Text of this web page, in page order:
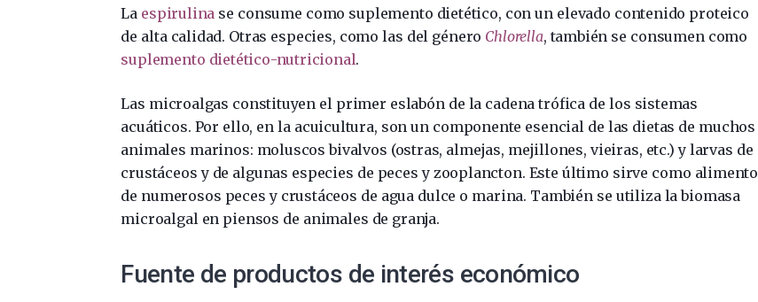
La espirulina se consume como suplemento dietético, con un elevado contenido proteico
de alta calidad. Otras especies, como las del género Chlorella, también se consumen como
suplemento dietético-nutricional.
Las microalgas constituyen el primer eslabón de la cadena trófica de los sistemas
acuáticos. Por ello, en la acuicultura, son un componente esencial de las dietas de muchos
animales marinos: moluscos bivalvos (ostras, almejas, mejillones, vieiras, etc.) y larvas de
crustáceos y de algunas especies de peces y zooplancton. Este último sirve como alimento
de numerosos peces y crustáceos de agua dulce o marina. También se utiliza la biomasa
microalgal en piensos de animales de granja.
Fuente de productos de interés económico